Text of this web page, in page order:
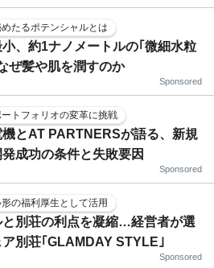
たるポテンシャルとは
、約1ナノメートルの｢微細水粒
ぜ髪や肌を潤すのか
Sponsored
トフォリオの変革に挑戦
機とAT PARTNERSが語る、新規
成功の条件と失敗要因
Sponsored
の福利厚生として活用
と別荘の利点を凝縮…経営者が選
別荘｢GLAMDAY STYLE｣
Sponsored